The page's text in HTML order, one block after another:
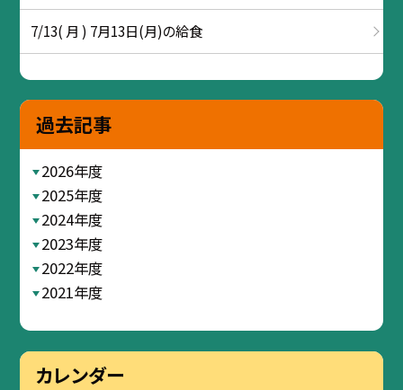
7/13( 月 ) 7月13日(月)の給食
過去記事
2026年度
2025年度
2024年度
2023年度
2022年度
2021年度
カレンダー